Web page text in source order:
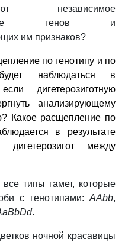
независимое
генов и
им признаков?
по генотипу и по
наблюдаться в
дигетерозиготную
анализирующему
Какое расщепление по
в результате
дигетерозигот между
типы гамет, которые
с генотипами: AAbb,
.
ночной красавицы